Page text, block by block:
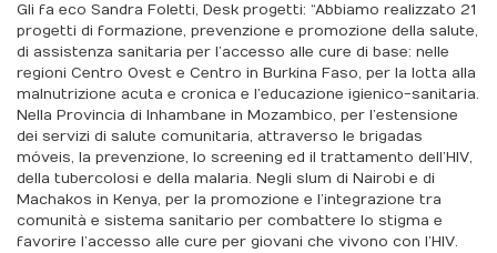
Gli fa eco Sandra Foletti, Desk progetti: “Abbiamo realizzato 21
progetti di formazione, prevenzione e promozione della salute,
di assistenza sanitaria per l’accesso alle cure di base: nelle
regioni Centro Ovest e Centro in Burkina Faso, per la lotta alla
malnutrizione acuta e cronica e l’educazione igienico-sanitaria.
Nella Provincia di Inhambane in Mozambico, per l’estensione
dei servizi di salute comunitaria, attraverso le brigadas
móveis, la prevenzione, lo screening ed il trattamento dell’HIV,
della tubercolosi e della malaria. Negli slum di Nairobi e di
Machakos in Kenya, per la promozione e l’integrazione tra
comunità e sistema sanitario per combattere lo stigma e
favorire l’accesso alle cure per giovani che vivono con l’HIV.